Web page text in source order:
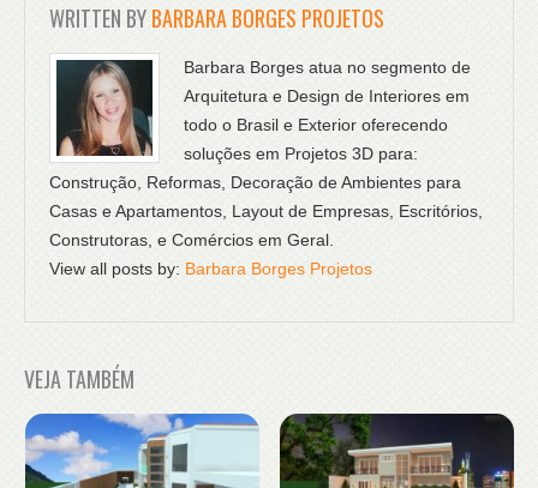
WRITTEN BYBARBARA BORGES PROJETOS
Barbara Borges atua no segmento de
Arquitetura e Design de Interiores em
todo o Brasil e Exterior oferecendo
soluções em Projetos 3D para:
Construção, Reformas, Decoração de Ambientes para
Casas e Apartamentos, Layout de Empresas, Escritórios,
Construtoras, e Comércios em Geral.
View all posts by: Barbara Borges Projetos
VEJA TAMBÉM